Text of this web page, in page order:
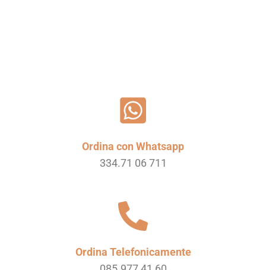
Ordina con Whatsapp
334.71 06 711
Ordina Telefonicamente